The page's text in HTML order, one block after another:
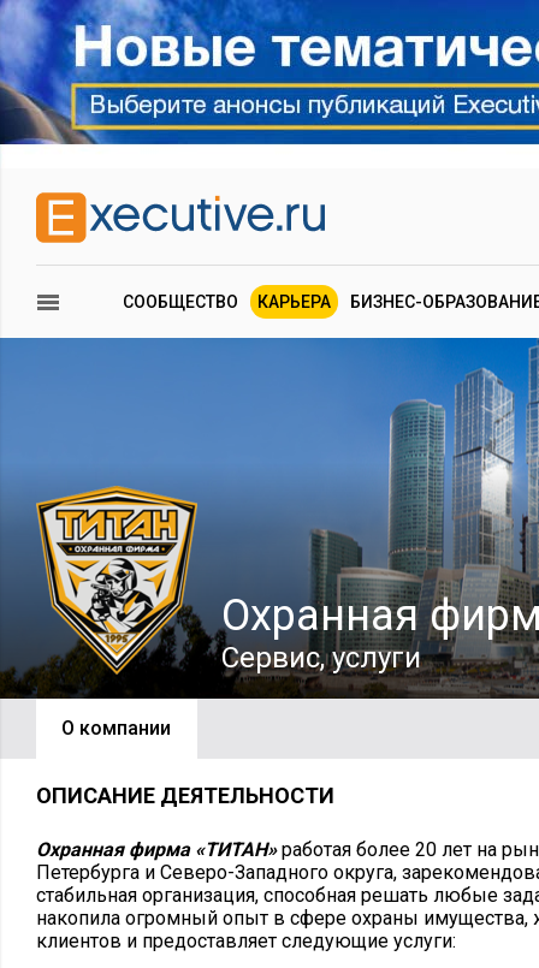
СООБЩЕСТВО КАРЬЕРА БИЗНЕС-
Охранная
Сервис, услуги
О компании
ОПИСАНИЕ ДЕЯТЕЛЬНОСТИ
Охранная фирма «ТИТАН»работая более 20 лет на
Петербурга и Северо-Западного округа,
стабильная организация, способная решать любые
накопила огромный опыт в сфере охраны имущества,
клиентов и предоставляет следующие услуги: